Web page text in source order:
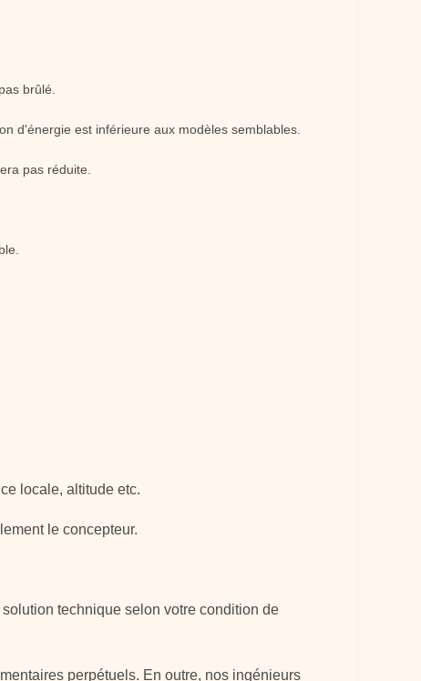
brûlé.
d'énergie est inférieure aux modèles semblables.
pas réduite.
locale, altitude etc.
le concepteur.
technique selon votre condition de
perpétuels. En outre, nos ingénieurs